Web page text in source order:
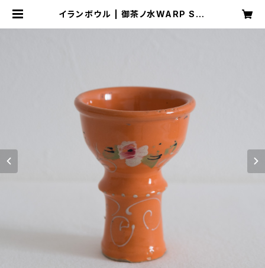
イランボウル | 御茶ノ水WARP Sto